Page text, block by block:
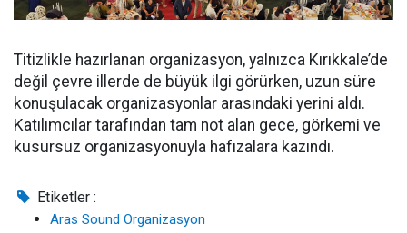
Titizlikle hazırlanan organizasyon, yalnızca Kırıkkale’de
değil çevre illerde de büyük ilgi görürken, uzun süre
konuşulacak organizasyonlar arasındaki yerini aldı.
Katılımcılar tarafından tam not alan gece, görkemi ve
kusursuz organizasyonuyla hafızalara kazındı.
Etiketler :
Aras Sound Organizasyon